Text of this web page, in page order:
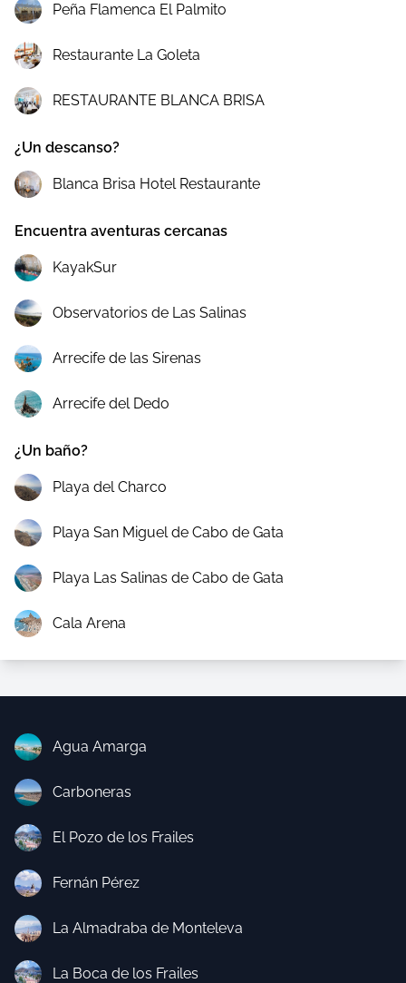
Peña Flamenca El Palmito
Restaurante La Goleta
RESTAURANTE BLANCA BRISA
¿Un descanso?
Blanca Brisa Hotel Restaurante
Encuentra aventuras cercanas
KayakSur
Observatorios de Las Salinas
Arrecife de las Sirenas
Arrecife del Dedo
¿Un baño?
Playa del Charco
Playa San Miguel de Cabo de Gata
Playa Las Salinas de Cabo de Gata
Cala Arena
Agua Amarga
Carboneras
El Pozo de los Frailes
Fernán Pérez
La Almadraba de Monteleva
La Boca de los Frailes